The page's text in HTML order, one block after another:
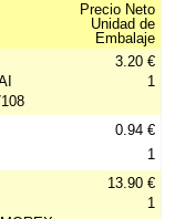
Precio Neto
Unidad de
Embalaje
3.20 €
1
0.94 €
1
13.90 €
1